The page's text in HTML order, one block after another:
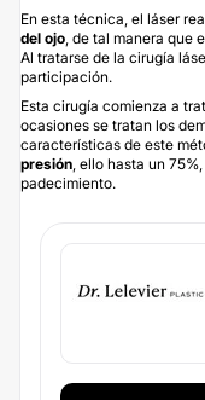
En esta técnica, el láser
del ojo , de tal manera que
Al tratarse de la cirugía
participación.
Esta cirugía comienza a
ocasiones se tratan los
características de este
presión , ello hasta un
padecimiento.